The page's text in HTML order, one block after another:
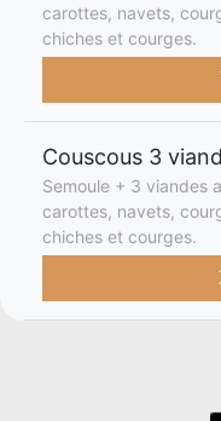
carottes, navets,
chiches et courges.
Couscous 3
Semoule + 3 viandes
carottes, navets,
chiches et courges.